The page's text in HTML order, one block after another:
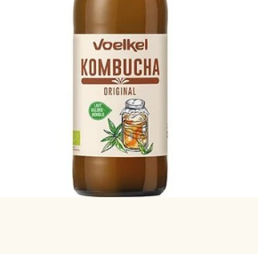
DRIKKEVARER
VOELKEL OG BEUTELSBACHER
DIVERSE DRIKKEVARER
SØBOGAARDSAFT
PLANTEDRIKKE - OG FLØDE
KAFFE/TE/VAND